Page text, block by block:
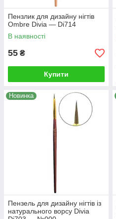
Пензлик для дизайну нігтів
Ombre Divia — Di714
В наявності
55 ₴
Купити
Новинка
Пензель для дизайну нігтів із
натурального ворсу Divia